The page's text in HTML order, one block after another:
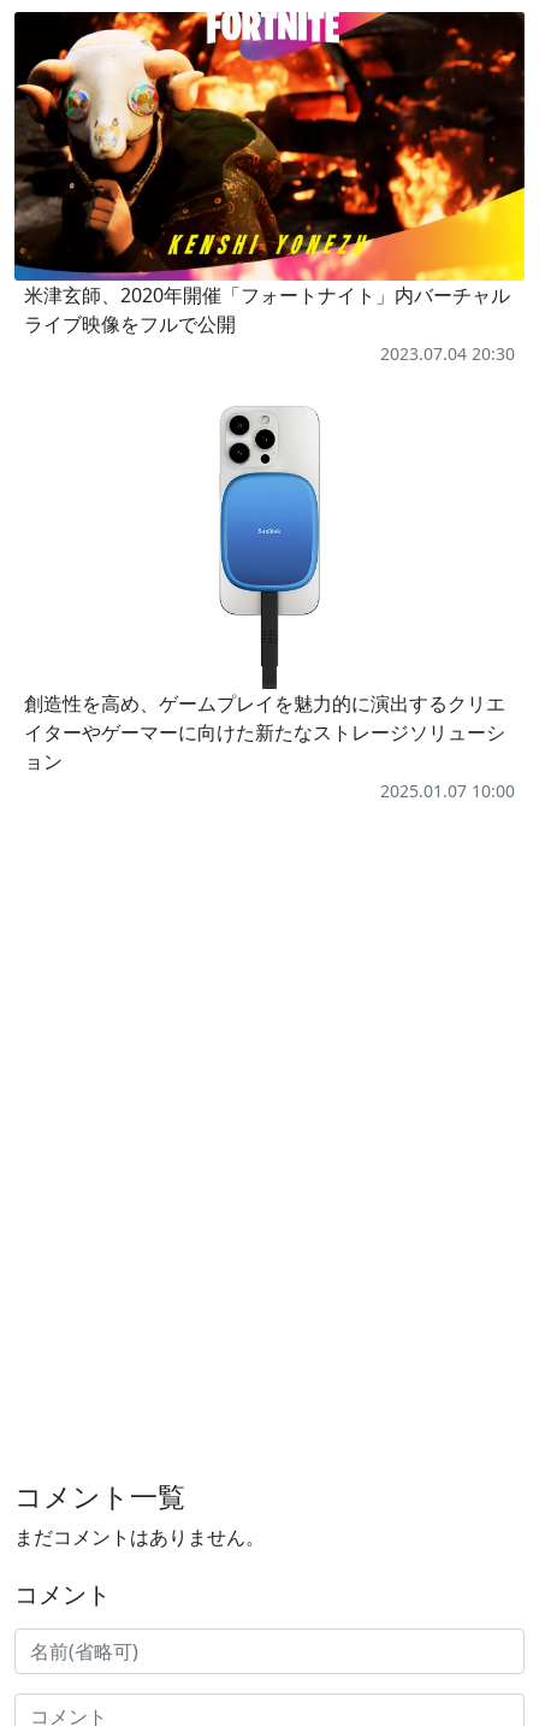
米津玄師、2020年開催「フォートナイト」内バーチャル
ライブ映像をフルで公開
2023.07.04 20:30
創造性を高め、ゲームプレイを魅力的に演出するクリエ
イターやゲーマーに向けた新たなストレージソリューシ
ョン
2025.01.07 10:00
コメント一覧
まだコメントはありません。
コメント